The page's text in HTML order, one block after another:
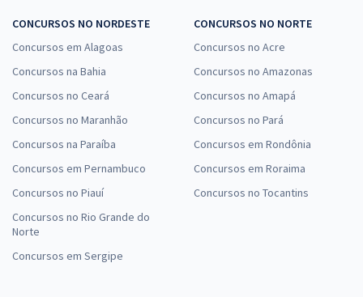
CONCURSOS NO NORDESTE
Concursos em Alagoas
Concursos na Bahia
Concursos no Ceará
Concursos no Maranhão
Concursos na Paraíba
Concursos em Pernambuco
Concursos no Piauí
Concursos no Rio Grande do
Norte
Concursos em Sergipe
CONCURSOS NO NORTE
Concursos no Acre
Concursos no Amazonas
Concursos no Amapá
Concursos no Pará
Concursos em Rondônia
Concursos em Roraima
Concursos no Tocantins